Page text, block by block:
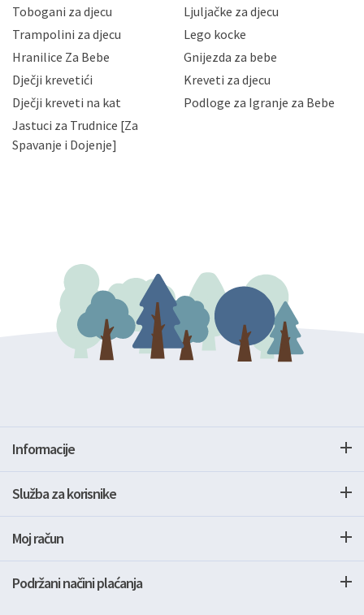
priopćavanje osobnih podataka samo onim svojim
zaposlenicima kojima su isti potrebni radi provedbe
slučajevima koji su dozvoljeni zakonima. Napominjemo
da možete u svako doba, u potpunosti ili djelomice,
zatražiti prestanak aktivnosti obrade Vaših osobnih
podataka. Opoziv privole možete podnijeti poštom na
gore navedenu adresu ili e-mailom na adresu:
Tobogani za djecu
Ljuljačke za djecu
Trampolini za djecu
Lego kocke
Hranilice Za Bebe
Gnijezda za bebe
Dječji krevetići
Kreveti za djecu
Dječji kreveti na kat
Podloge za Igranje za Bebe
Jastuci za Trudnice [Za
Spavanje i Dojenje]
Informacije
Služba za korisnike
Moj račun
Podržani načini plaćanja